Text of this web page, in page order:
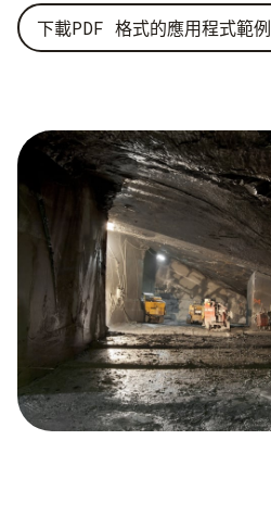
下載PDF 格式的應用程式範例